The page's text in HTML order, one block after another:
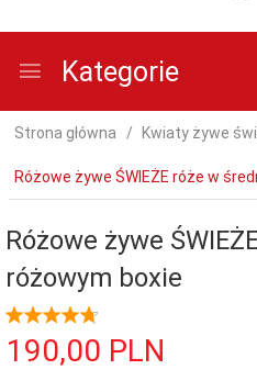
Kategorie
Strona główna Kwiaty żywe
Różowe żywe ŚWIEŻE róże w
Różowe żywe
różowym boxie
190,00 PLN